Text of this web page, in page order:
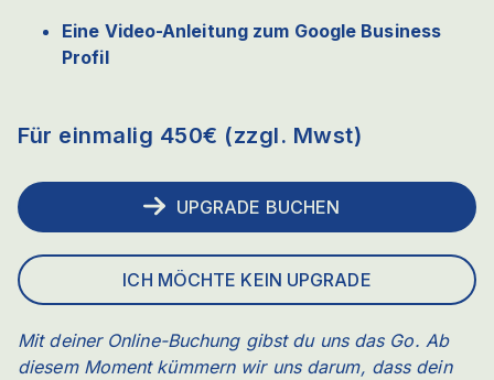
Eine Video-Anleitung zum Google Business
Profil
Für einmalig 450€ (zzgl. Mwst)
UPGRADE BUCHEN
ICH MÖCHTE KEIN UPGRADE
Mit deiner Online-Buchung gibst du uns das Go. Ab
diesem Moment kümmern wir uns darum, dass dein